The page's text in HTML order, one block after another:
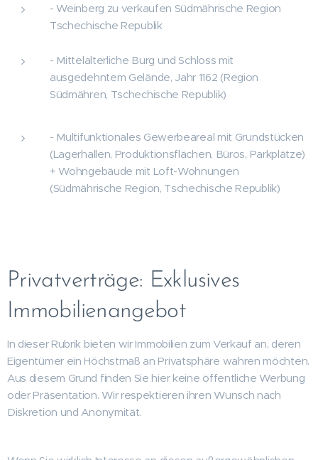
- Weinberg zu verkaufen Südmährische Region
Tschechische Republik
- Mittelalterliche Burg und Schloss mit
ausgedehntem Gelände, Jahr 1162 (Region
Südmähren, Tschechische Republik)
- Multifunktionales Gewerbeareal mit Grundstücken
(Lagerhallen, Produktionsflächen, Büros, Parkplätze)
+ Wohngebäude mit Loft-Wohnungen
(Südmährische Region, Tschechische Republik)
Privatverträge: Exklusives
Immobilienangebot
In dieser Rubrik bieten wir Immobilien zum Verkauf an, deren
Eigentümer ein Höchstmaß an Privatsphäre wahren möchten.
Aus diesem Grund finden Sie hier keine öffentliche Werbung
oder Präsentation. Wir respektieren ihren Wunsch nach
Diskretion und Anonymität.